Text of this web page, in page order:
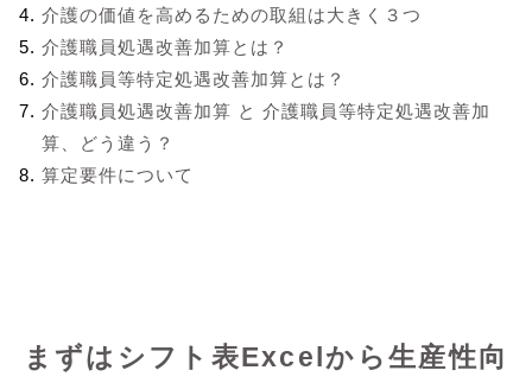
介護の価値を高めるための取組は大きく３つ
介護職員処遇改善加算とは？
介護職員等特定処遇改善加算とは？
介護職員処遇改善加算 と 介護職員等特定処遇改善加
算、どう違う？
算定要件について
まずはシフト表Excelから生産性向